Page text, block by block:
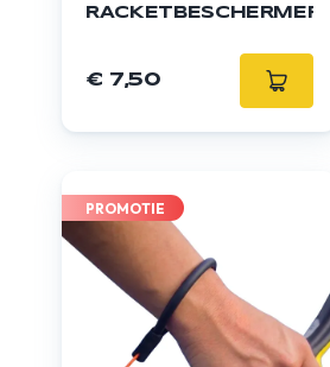
RACKETBESCHERMER
€ 7,50
PROMOTIE